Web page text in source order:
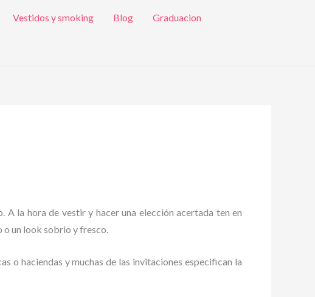
Vestidos y smoking Blog Graduacion
la hora de vestir y hacer una elección acertada ten en
un look sobrio y fresco.
o haciendas y muchas de las invitaciones especifican la